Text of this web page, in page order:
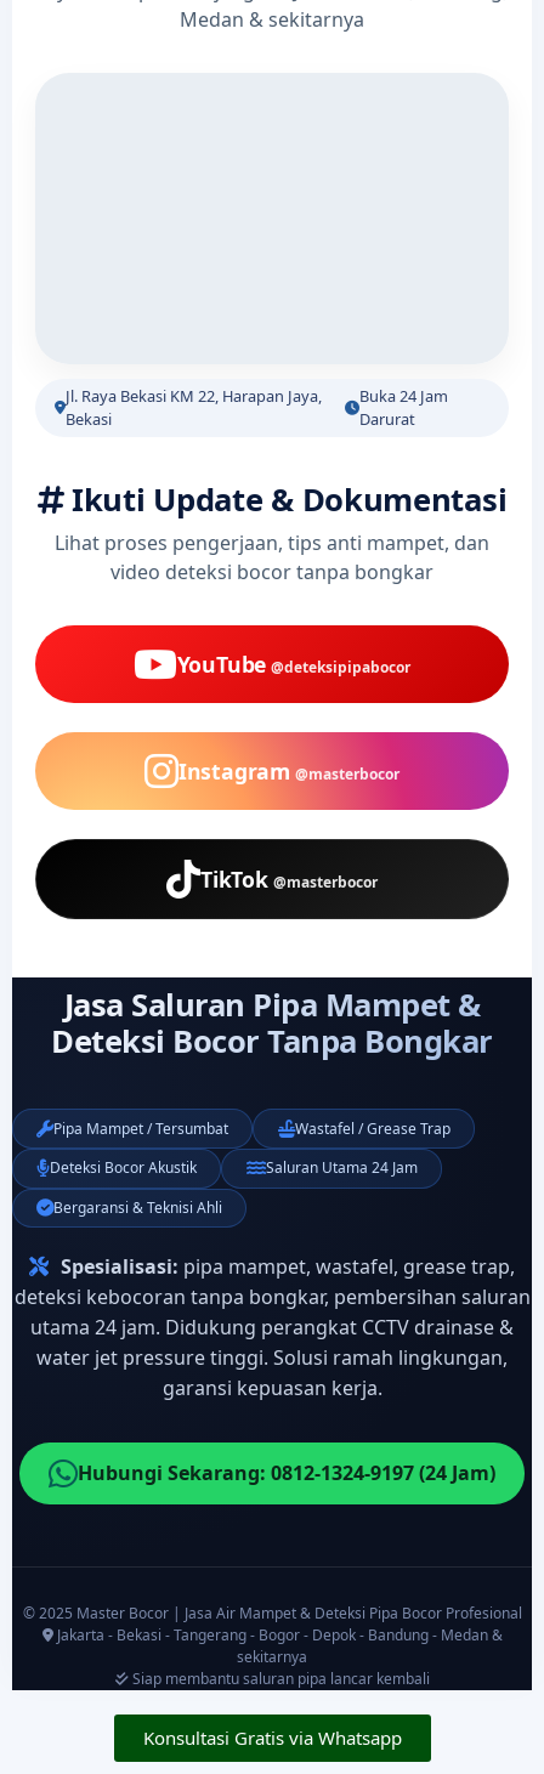
Medan & sekitarnya
Jl. Raya Bekasi KM 22, Harapan Jaya,
Bekasi
Buka 24 Jam
Darurat
Ikuti Update & Dokumentasi
Lihat proses pengerjaan, tips anti mampet, dan
video deteksi bocor tanpa bongkar
YouTube @deteksipipabocor
Instagram @masterbocor
TikTok @masterbocor
Jasa Saluran Pipa Mampet &
Deteksi Bocor Tanpa Bongkar
Pipa Mampet / Tersumbat
Wastafel / Grease Trap
Deteksi Bocor Akustik
Saluran Utama 24 Jam
Bergaransi & Teknisi Ahli
Spesialisasi: pipa mampet, wastafel, grease trap,
deteksi kebocoran tanpa bongkar, pembersihan saluran
utama 24 jam. Didukung perangkat CCTV drainase &
water jet pressure tinggi. Solusi ramah lingkungan,
garansi kepuasan kerja.
Hubungi Sekarang: 0812-1324-9197 (24 Jam)
© 2025 Master Bocor | Jasa Air Mampet & Deteksi Pipa Bocor Profesional
Jakarta - Bekasi - Tangerang - Bogor - Depok - Bandung - Medan &
sekitarnya
Siap membantu saluran pipa lancar kembali
Konsultasi Gratis via Whatsapp